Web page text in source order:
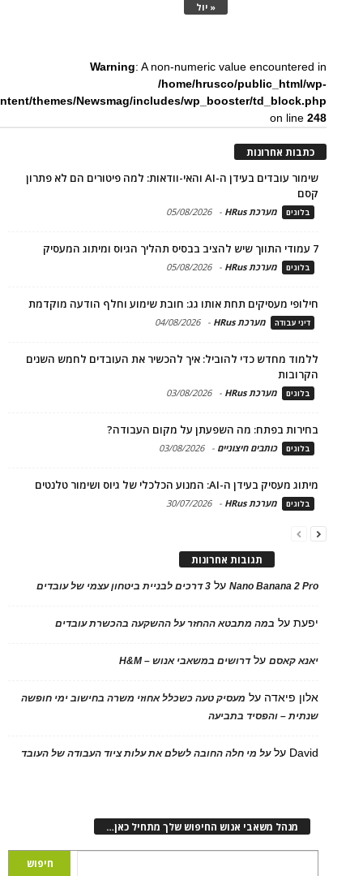
« יול
Warning: A non-numeric value encountered in
/home/hrusco/public_html/wp-
themes/Newsmag/includes/wp_booster/td_block.php
on line248
כתבות אחרונות
שימור עובדים בעידן ה-AI והאי-וודאות: למה פיטורים הם לא פתרון
קסם
בלוגים מערכת HRus -
05/08/2026
7 עמודי התווך שיש להציב בבסיס תהליך הגיוס ומיתוג המעסיק
בלוגים מערכת HRus -
05/08/2026
חילופי מעסיקים תחת אותו גג: חובת שימוע וחלף הודעה מוקדמת
דיני עבודה מערכת HRus -
04/08/2026
ללמוד מחדש כדי להוביל: איך להכשיר את העובדים לחמש השנים
הקרובות
בלוגים מערכת HRus -
03/08/2026
בחירות בפתח: מה השפעתן על מקום העבודה?
בלוגים כותבים חיצוניים -
03/08/2026
מיתוג מעסיק בעידן ה-AI: המנוע הכלכלי של גיוס ושימור טלנטים
בלוגים מערכת HRus -
30/07/2026
תגובות אחרונות
Nano Banana 2 Proעל 3 דרכים לבניית ביטחון עצמי של עובדים
יפעתעל במה מתבטא ההחזר על ההשקעה בהכשרת עובדים
יאנא קאסםעלדרושים במשאבי אנוש – H&M
אלון פיאדה על מעסיק טעה כשכלל אחוזי משרה בחישוב ימי חופשה
שנתית – והפסיד בתביעה
David עלעל מי חלה החובה לשלם את עלות ציוד העבודה של העובד
מנהל משאבי אנוש החיפוש שלך מתחיל כאן…